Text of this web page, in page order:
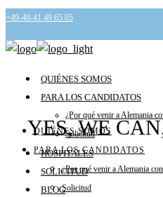
+49-40-41 49 65 05
info@holalemania.de
QUIÉNES SOMOS
PARA LOS CANDIDATOS
¿Por qué venir a Alemania
Solicitud
HOSPITALES
SOLICITUD
BLOG
QUIÉNES SOMOS
PARA LOS CANDIDATOS
¿Por qué venir a Alemania
Solicitud
YES, WE